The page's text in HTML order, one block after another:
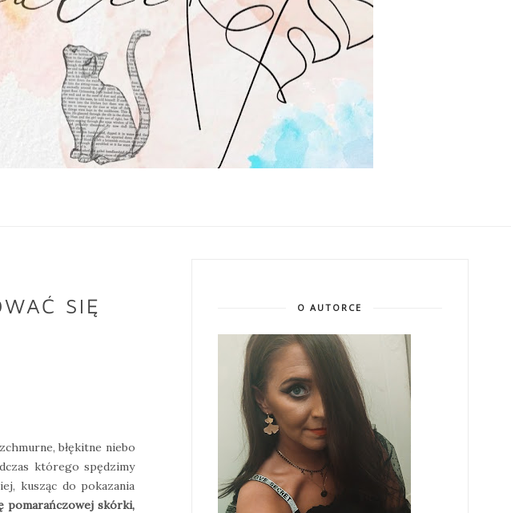
SIĘ
błękitne niebo
którego spędzimy
kusząc do pokazania
pomarańczowej skórki,
O AUTORCE